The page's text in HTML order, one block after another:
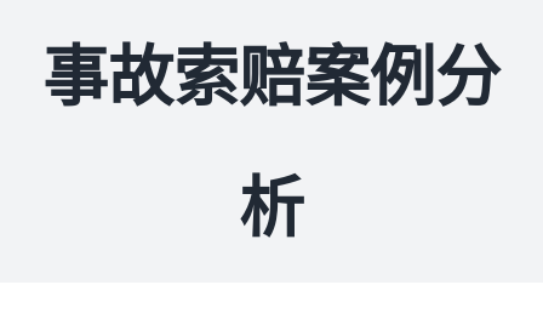
媒体新闻
事故索赔案例分
析